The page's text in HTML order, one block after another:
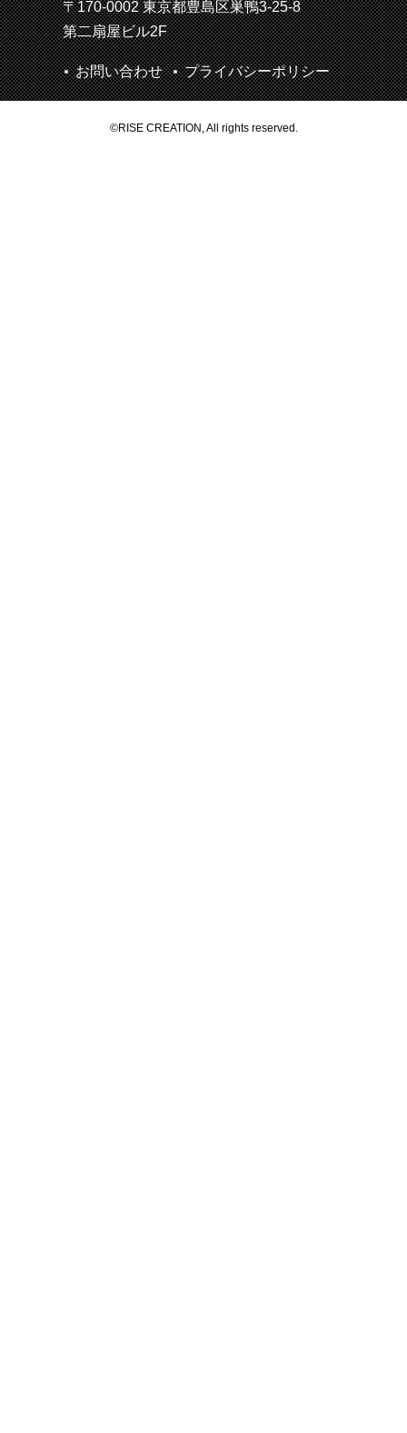
〒170-0002 東京都豊島区巣鴨3-25-8
第二扇屋ビル2F
お問い合わせ プライバシーポリシー
©RISE CREATION, All rights reserved.